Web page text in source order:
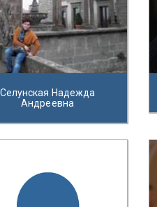
Селунская Надежда
Андреевна